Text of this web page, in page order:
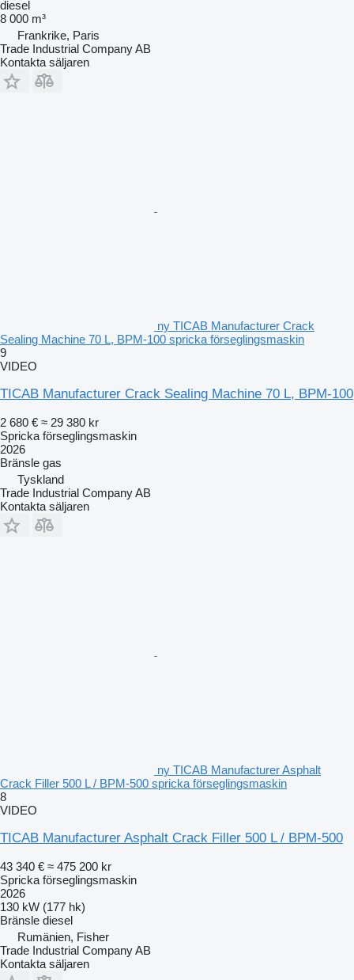
diesel
8 000 m³
Frankrike, Paris
Trade Industrial Company AB
Kontakta säljaren
ny TICAB Manufacturer Crack
Sealing Machine 70 L, BPM-100 spricka förseglingsmaskin
9
VIDEO
TICAB Manufacturer Crack Sealing Machine 70 L, BPM-100
2 680 € ≈ 29 380 kr
Spricka förseglingsmaskin
2026
Bränsle gas
Tyskland
Trade Industrial Company AB
Kontakta säljaren
ny TICAB Manufacturer Asphalt
Crack Filler 500 L / BPM-500 spricka förseglingsmaskin
8
VIDEO
TICAB Manufacturer Asphalt Crack Filler 500 L / BPM-500
43 340 € ≈ 475 200 kr
Spricka förseglingsmaskin
2026
130 kW (177 hk)
Bränsle diesel
Rumänien, Fisher
Trade Industrial Company AB
Kontakta säljaren